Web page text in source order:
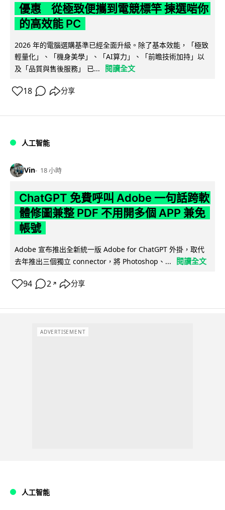
優惠 從極致便攜到電競標竿 揀選啱你
的高效能 PC
2026 年的電腦選購基準已經全面升級。除了基本效能，「極致
輕量化」、「機身美學」、「AI算力」、「前瞻技術加持」以
及「品質與售後服務」 已...
閱讀全文
18 分享
人工智能
Vin 18 小時
ChatGPT 免費呼叫 Adobe 一句話跨軟
體修圖兼整 PDF 不用開多個 APP 兼免
帳號
Adobe 宣布推出全新統一版 Adobe for ChatGPT 外掛，取代
去年推出三個獨立 connector，將 Photoshop、...
閱讀全文
94 2 ↗ 分享
ADVERTISEMENT
人工智能